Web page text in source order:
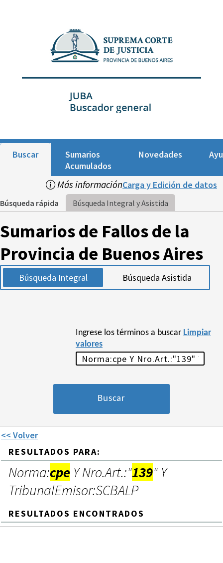
Buscar
Sumarios
Acumulados
Novedades
Más informaciónCarga y Edición de datos
Búsqueda rápida Búsqueda Integral y Asistida
Sumarios de Fallos de la
Provincia de Buenos Aires
Búsqueda Integral Búsqueda Asistida
Ingrese los términos a buscar Limpiar
valores
<< Volver
RESULTADOS PARA:
Norma:cpe Y Nro.Art.:"139" Y
TribunalEmisor:SCBALP
RESULTADOS ENCONTRADOS